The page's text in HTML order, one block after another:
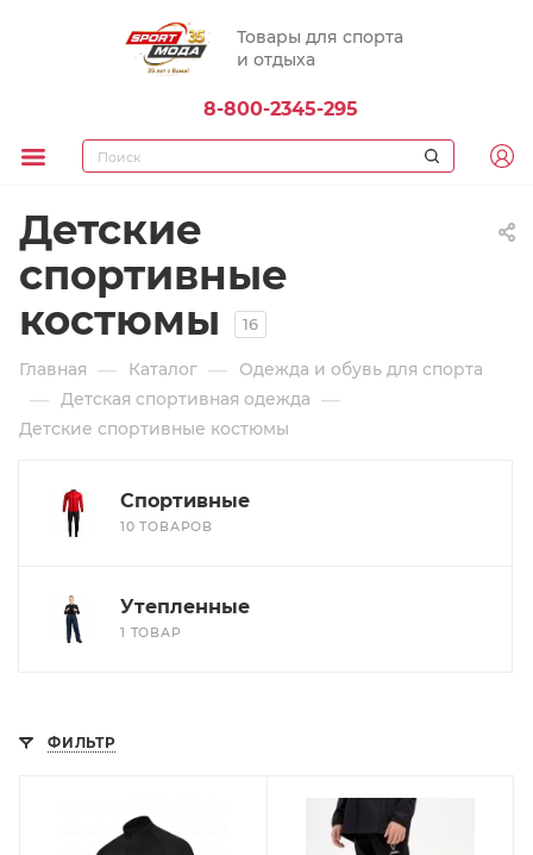
Товары для спорта
и отдыха
8-800-2345-295
Детские
спортивные
костюмы
16
Главная — Каталог — Одежда и обувь для спорта
— Детская спортивная одежда —
Детские спортивные костюмы
Спортивные
10 ТОВАРОВ
Утепленные
1 ТОВАР
ФИЛЬТР